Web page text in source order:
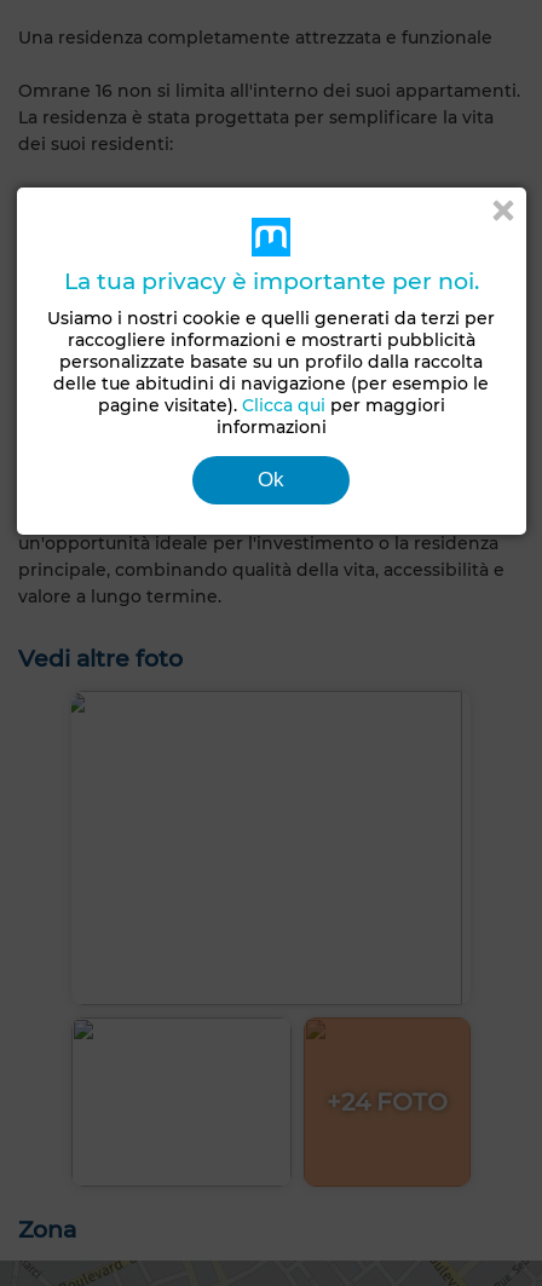
Una residenza completamente attrezzata e funzionale
Omrane 16 non si limita all'interno dei suoi appartamenti.
La residenza è stata progettata per semplificare la vita
dei suoi residenti:
Moderni ascensori in ogni blocco.
Antenne satellitari e citofoni comuni per una vita
connessa.
Il completamento è previsto per il 2025 e la qualità della
costruzione sarà all'altezza degli standard più elevati.
Investire o vivere a Riadh El Ghazela
Situata in un ambiente dinamico, ben collegato e in
un'opportunità ideale per l'investimento o la residenza
principale, combinando qualità della vita, accessibilità e
valore a lungo termine.
Vedi altre foto
+24 FOTO
Zona
La tua privacy è importante per noi.
Usiamo i nostri cookie e quelli generati da terzi per
raccogliere informazioni e mostrarti pubblicità
personalizzate basate su un profilo dalla raccolta
delle tue abitudini di navigazione (per esempio le
pagine visitate). Clicca qui per maggiori
informazioni
Ok